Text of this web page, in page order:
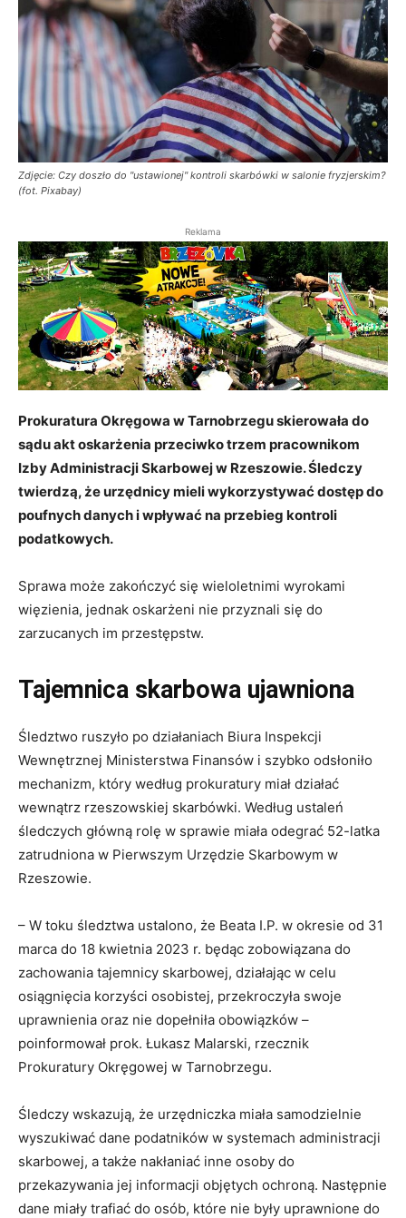
Zdjęcie: Czy doszło do "ustawionej" kontroli skarbówki w salonie fryzjerskim?
(fot. Pixabay)
Reklama
Prokuratura Okręgowa w Tarnobrzegu skierowała do
sądu akt oskarżenia przeciwko trzem pracownikom
Izby Administracji Skarbowej w Rzeszowie. Śledczy
twierdzą, że urzędnicy mieli wykorzystywać dostęp do
poufnych danych i wpływać na przebieg kontroli
podatkowych.
Sprawa może zakończyć się wieloletnimi wyrokami
więzienia, jednak oskarżeni nie przyznali się do
zarzucanych im przestępstw.
Tajemnica skarbowa ujawniona
Śledztwo ruszyło po działaniach Biura Inspekcji
Wewnętrznej Ministerstwa Finansów i szybko odsłoniło
mechanizm, który według prokuratury miał działać
wewnątrz rzeszowskiej skarbówki. Według ustaleń
śledczych główną rolę w sprawie miała odegrać 52-latka
zatrudniona w Pierwszym Urzędzie Skarbowym w
Rzeszowie.
– W toku śledztwa ustalono, że Beata I.P. w okresie od 31
marca do 18 kwietnia 2023 r. będąc zobowiązana do
zachowania tajemnicy skarbowej, działając w celu
osiągnięcia korzyści osobistej, przekroczyła swoje
uprawnienia oraz nie dopełniła obowiązków –
poinformował prok. Łukasz Malarski, rzecznik
Prokuratury Okręgowej w Tarnobrzegu.
Śledczy wskazują, że urzędniczka miała samodzielnie
wyszukiwać dane podatników w systemach administracji
skarbowej, a także nakłaniać inne osoby do
przekazywania jej informacji objętych ochroną. Następnie
dane miały trafiać do osób, które nie były uprawnione do